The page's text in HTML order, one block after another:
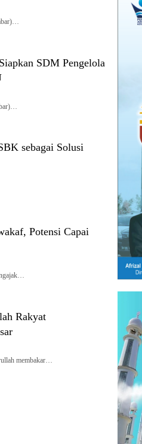
SDM Pengelola
sebagai Solusi
Potensi Capai
Rakyat
membakar…